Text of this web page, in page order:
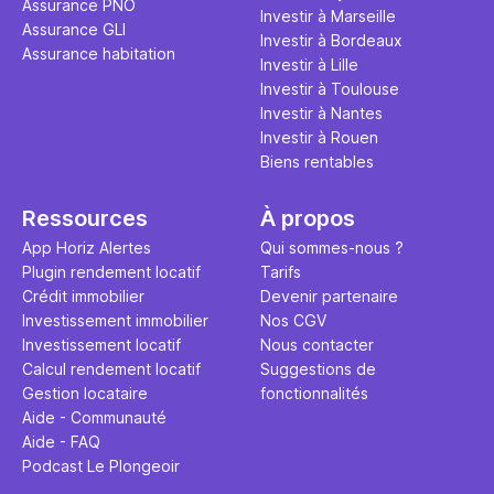
Assurance PNO
Assurance GLI
Assurance habitation
Investir à Marseille
Investir à Bordeaux
Investir à Lille
Investir à Toulouse
Investir à Nantes
Investir à Rouen
Biens rentables
Ressources
App Horiz Alertes
Plugin rendement locatif
Crédit immobilier
Investissement immobilier
Investissement locatif
Calcul rendement locatif
Gestion locataire
Aide - Communauté
Aide - FAQ
Podcast Le Plongeoir
À propos
Qui sommes-nous ?
Tarifs
Devenir partenaire
Nos CGV
Nous contacter
Suggestions de
fonctionnalités